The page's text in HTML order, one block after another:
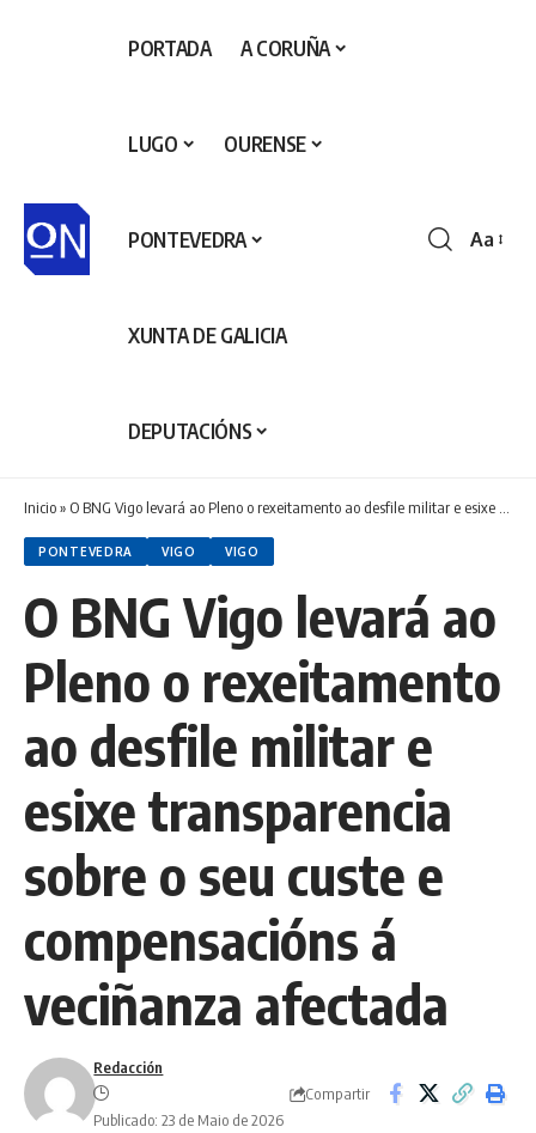
PORTADA A CORUÑA
LUGO OURENSE
PONTEVEDRA
XUNTA DE GALICIA
DEPUTACIÓNS
Aa
Inicio» O BNG Vigo levará ao Pleno o rexeitamento ao desfile militar e esixe transparencia sobre o seu custe e compensacións á veciñanza afectada
PONTEVEDRA VIGO VIGO
O BNG Vigo levará ao
Pleno o rexeitamento
ao desfile militar e
esixe transparencia
sobre o seu custe e
compensacións á
veciñanza afectada
Redacción
Publicado: 23 de Maio de 2026
Compartir